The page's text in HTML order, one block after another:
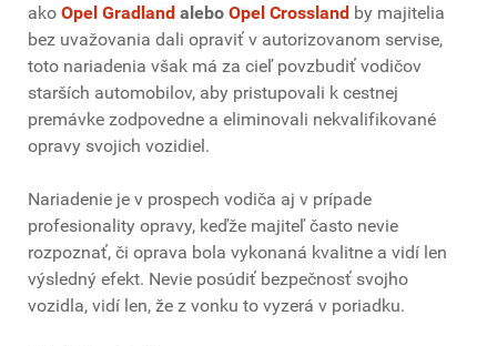
ako Opel Gradland alebo Opel Crossland by majitelia
bez uvažovania dali opraviť v autorizovanom servise,
toto nariadenia však má za cieľ povzbudiť vodičov
starších automobilov, aby pristupovali k cestnej
premávke zodpovedne a eliminovali nekvalifikované
opravy svojich vozidiel.
Nariadenie je v prospech vodiča aj v prípade
profesionality opravy, keďže majiteľ často nevie
rozpoznať, či oprava bola vykonaná kvalitne a vidí len
výsledný efekt. Nevie posúdiť bezpečnosť svojho
vozidla, vidí len, že z vonku to vyzerá v poriadku.